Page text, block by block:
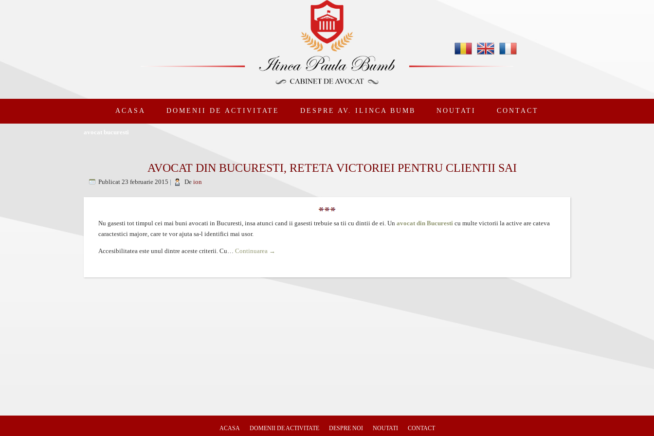
ACASA DOMENII DE ACTIVITATE DESPRE AV. ILINCA BUMB NOUTATI CONTACT
avocat bucuresti
AVOCAT DIN BUCURESTI, RETETA VICTORIEI PENTRU CLIENTII SAI
Publicat 23 februarie 2015 | De ion
Nu gasesti tot timpul cei mai buni avocati in Bucuresti, insa atunci cand ii gasesti trebuie sa tii cu dintii de ei. Un avocat din Bucuresti cu multe victorii la active are cateva
caractestici majore, care te vor ajuta sa-l identifici mai usor.
Accesibilitatea este unul dintre aceste criterii. Cu… Continuarea →
ACASA DOMENII DE ACTIVITATE DESPRE NOI NOUTATI
CONTACT